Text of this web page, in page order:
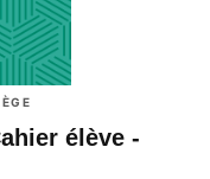
élève -